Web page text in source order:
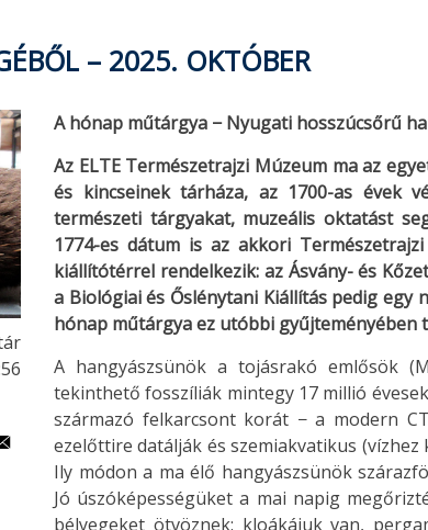
– 2025. OKTÓBER
A hónap műtárgya − Nyugati hosszúcsőrű
Az ELTE Természetrajzi Múzeum ma az
és kincseinek tárháza, az 1700-as évek
természeti tárgyakat, muzeális oktatást
1774-es dátum is az akkori
kiállítótérrel rendelkezik: az Ásvány- és
a Biológiai és Őslénytani Kiállítás pedig egy
hónap műtárgya ez utóbbi gyűjteményében
A hangyászsünök a tojásrakó emlősök
tekinthető fosszíliák mintegy 17 millió
származó felkarcsont korát − a modern
ezelőttire datálják és szemiakvatikus
Ily módon a ma élő hangyászsünök
Jó úszóképességüket a mai napig
bélyegeket ötvöznek: kloákájuk van,